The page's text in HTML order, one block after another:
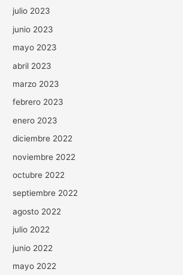
julio 2023
junio 2023
mayo 2023
abril 2023
marzo 2023
febrero 2023
enero 2023
diciembre 2022
noviembre 2022
octubre 2022
septiembre 2022
agosto 2022
julio 2022
junio 2022
mayo 2022